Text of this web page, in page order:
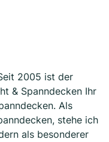
2005 ist der
& Spanndecken Ihr
Als
stehe ich
als besonderer